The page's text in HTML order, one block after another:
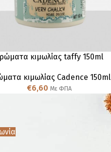
κιμωλίας taffy 150ml
κιμωλίας Cadence 150ml
€6,60 Με ΦΠΑ